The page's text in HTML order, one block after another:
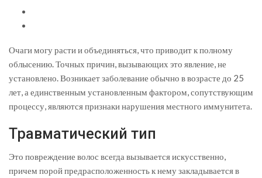
Очаги могу расти и объединяться, что приводит к полному
облысению. Точных причин, вызывающих это явление, не
установлено. Возникает заболевание обычно в возрасте до 25
лет, а единственным установленным фактором, сопутствующим
процессу, являются признаки нарушения местного иммунитета.
Травматический тип
Это повреждение волос всегда вызывается искусственно,
причем порой предрасположенность к нему закладывается в